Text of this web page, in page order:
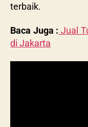
terbaik.
Baca Juga : Jual
di Jakarta